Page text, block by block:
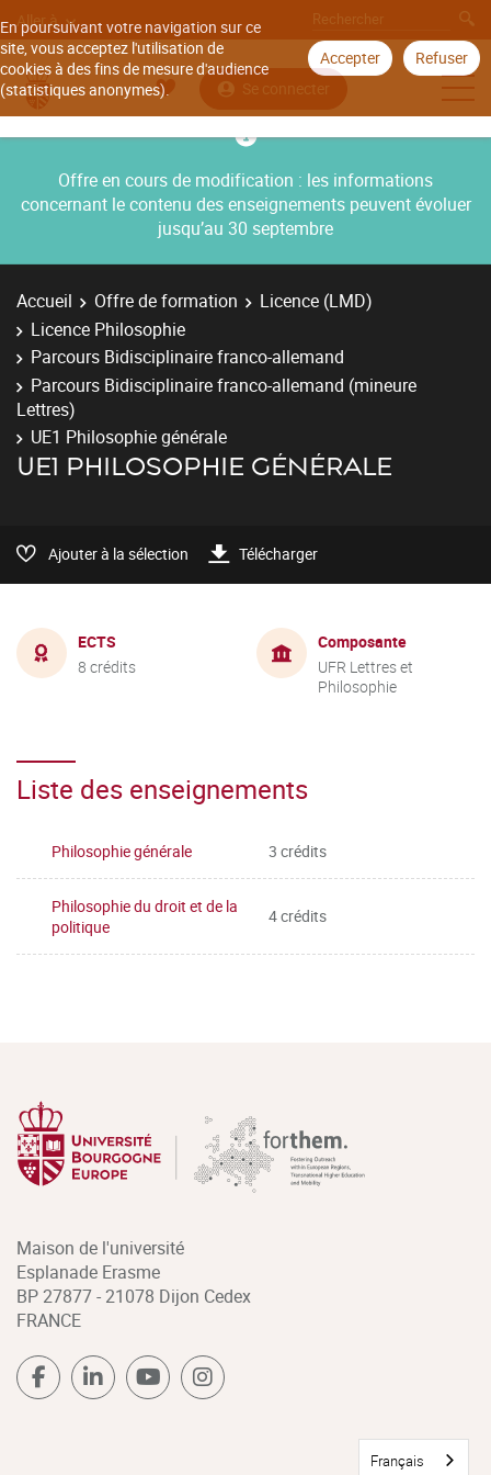
En poursuivant votre navigation sur ce
site, vous acceptez l'utilisation de
cookies à des fins de mesure d'audience
(statistiques anonymes).
Accepter Refuser
Aller à
Se connecter
Offre en cours de modification : les informations
concernant le contenu des enseignements peuvent évoluer
jusqu’au 30 septembre
Accueil Offre de formation
Licence (LMD)
Licence Philosophie
Parcours Bidisciplinaire franco-allemand
Parcours Bidisciplinaire franco-allemand (mineure
Lettres)
UE1 Philosophie générale
UE1 PHILOSOPHIE GÉNÉRALE
Ajouter à la sélection Télécharger
ECTS
8 crédits
Composante
UFR Lettres et
Philosophie
Liste des enseignements
Philosophie générale 3 crédits
Philosophie du droit et de la
politique
4 crédits
Maison de l'université
Esplanade Erasme
BP 27877 - 21078 Dijon Cedex
FRANCE
Français